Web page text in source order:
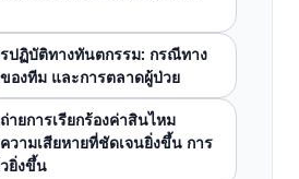
ปฏิบัติทางทันตกรรม: กรณีทาง
องทีม และการตลาดผู้ป่วย
ายการเรียกร้องค่าสินไหม
วามเสียหายที่ชัดเจนยิ่งขึ้น การ
ยิ่งขึ้น